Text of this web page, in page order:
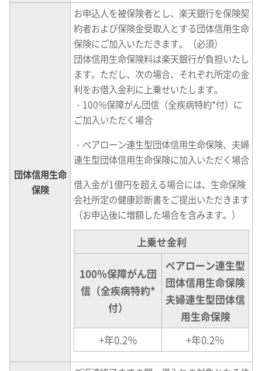
団体信用生命
保険
お申込人を被保険者とし、楽天銀行を保険契
約者および保険金受取人とする団体信用生命
保険にご加入いただきます。（必須）
団体信用生命保険料は楽天銀行が負担いたし
ます。ただし、次の場合、それぞれ所定の金
利をお借入金利に上乗せいたします。
・100%保障がん団信（全疾病特約*付）に
ご加入いただく場合
・ぺアローン連生型団体信用生命保険、夫婦
連生型団体信用生命保険に加入いただく場合
借入金が1億円を超える場合には、生命保険
会社所定の健康診断書をご提出いただきます
（お申込後に増額した場合を含みます。）
上乗せ金利
100％保障がん団
信（全疾病特約*
付）
ぺアローン連生型
団体信用生命保険
夫婦連生型団体信
用生命保険
+年0.2％
+年0.2％